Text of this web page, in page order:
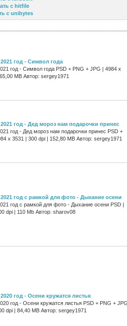
с hitfile
с unibytes
год - Символ года
год - Символ года PSD + PNG + JPG | 4984 x
MB Автор: sergey1971
год - Дед мороз нам подарочки принес
год - Дед мороз нам подарочки принес PSD +
x 3531 | 300 dpi | 152,80 MB Автор: sergey1971
год с рамкой для фото - Дыхание осени
год с рамкой для фото - Дыхание осени PSD |
dpi | 110 Mb Автор: sharov08
год - Осени кружатся листья
год - Осени кружатся листья PSD + PNG +
dpi | 84,40 MB Автор: sergey1971